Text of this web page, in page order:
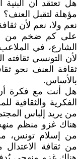
هل تعتقد أن البنية
مؤهلة لتقبل العنف؟
نعم ولا، نعم لأن
على كم ضخم من
الشارع، في
لأن التونسي ثقافته
ثقافة العنف نحو
بالأساس.
هل أنت مع فكرة أن
الفكرية والثقافية
من يريد إلباس
هناك غزو منظم
من إسلام تونس، من
من ثقافة